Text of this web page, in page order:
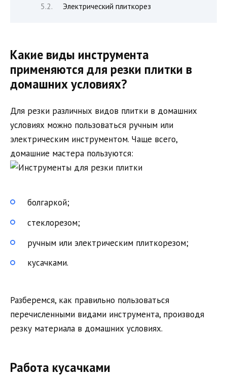
Электрический плиткорез
Какие виды инструмента
применяются для резки плитки в
домашних условиях?
Для резки различных видов плитки в домашних
условиях можно пользоваться ручным или
электрическим инструментом. Чаще всего,
домашние мастера пользуются:
болгаркой;
стеклорезом;
ручным или электрическим плиткорезом;
кусачками.
Разберемся, как правильно пользоваться
перечисленными видами инструмента, производя
резку материала в домашних условиях.
Работа кусачками